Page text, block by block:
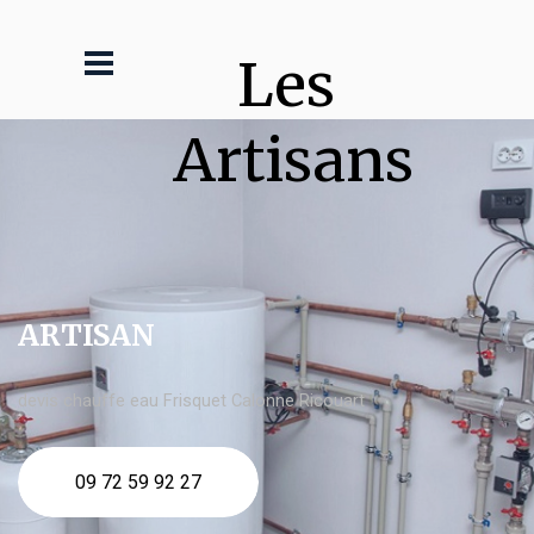
Les
Artisans
ARTISAN
devis chauffe eau Frisquet Calonne Ricouart
09 72 59 92 27